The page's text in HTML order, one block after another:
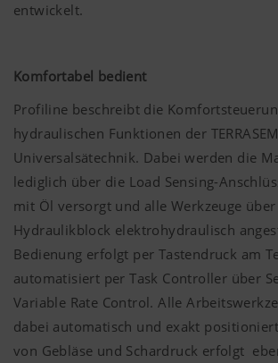
entwickelt.
Komfortabel bedient
Profiline beschreibt die
hydraulischen Funktionen der TERRASEM
Universalsätechnik. Dabei werden die
lediglich über die Load Sensing-
mit Öl versorgt und alle Werkzeuge
Hydraulikblock elektrohydraulisch
Bedienung erfolgt per Tastendruck am
automatisiert per Task Controller über
Variable Rate Control. Alle
dabei automatisch und exakt
von Gebläse und Schardruck erfolgt